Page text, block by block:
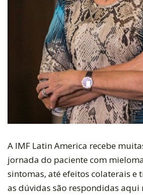
A IMF Latin America recebe
jornada do paciente com
sintomas, até efeitos colaterais e
as dúvidas são respondidas aqui